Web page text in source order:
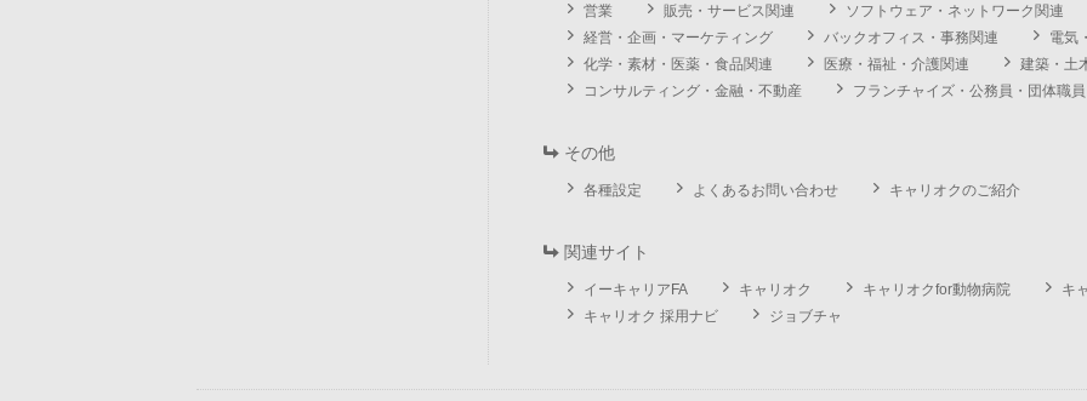
営業 販売・サービス関連
ソフトウェア・ネットワーク関連
経営・企画・マーケティング
バックオフィス・事務関連
電気
化学・素材・医薬・食品関連
医療・福祉・介護関連
建築・土
コンサルティング・金融・不動産
フランチャイズ・公務員・団体職
その他
各種設定 よくあるお問い合わせ キャリオクのご紹介
関連サイト
イーキャリアFA キャリオク キャリオクfor動物病院
キ
キャリオク 採用ナビ
ジョブチャ